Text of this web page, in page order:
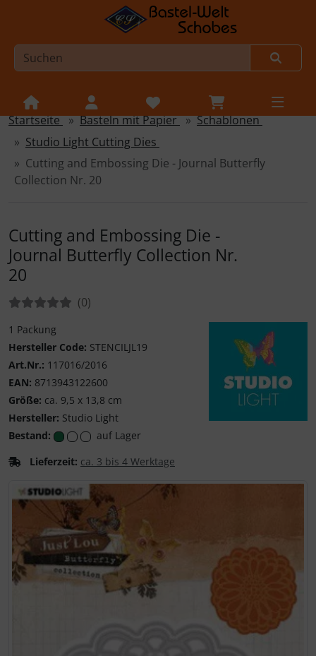
Sprungnavigation
Springe zur Navigation
Springe zum Inhalt
Springe zum Login-Button
Springe zu den allgemeinen Informationen
Startseite Basteln mit Papier
Schablonen
Studio Light Cutting Dies
Cutting and Embossing Die - Journal Butterfly
Collection Nr. 20
Cutting and Embossing Die -
Journal Butterfly Collection Nr.
20
Bewertungen:(0Bewertungen
)
1 Packung
Hersteller Code: STENCILJL19
Art.Nr.: 117016/2016
EAN: 8713943122600
Größe: ca. 9,5 x 13,8 cm
Hersteller: Studio Light
Bestand:
auf Lager
Lieferzeit: ca. 3 bis 4 Werktage